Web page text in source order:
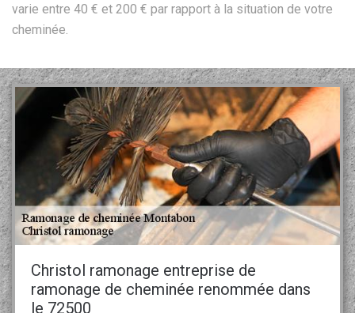
varie entre 40 € et 200 € par rapport à la situation de votre
cheminée.
Christol ramonage entreprise de
ramonage de cheminée renommée dans
le 72500